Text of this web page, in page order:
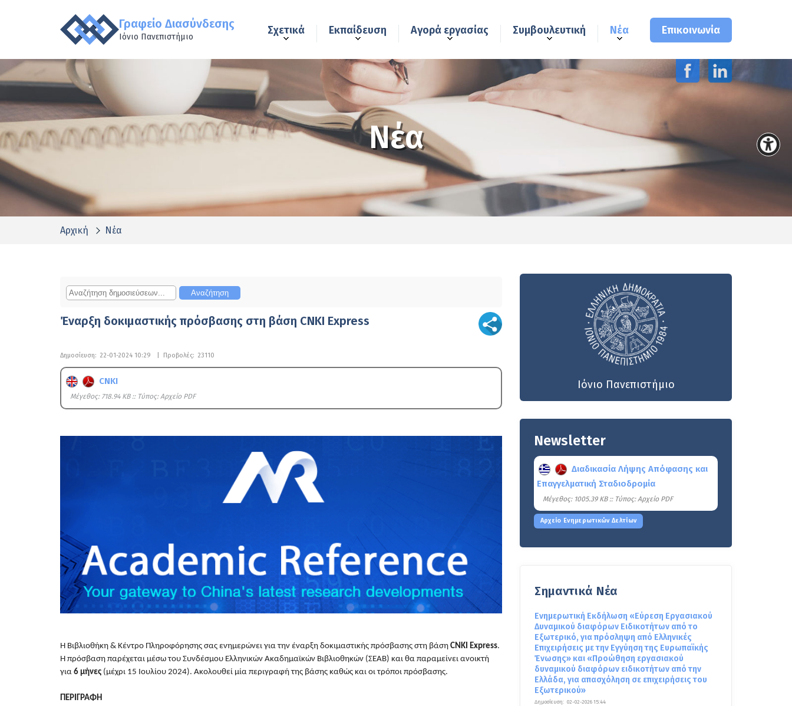
Γραφείο Διασύνδεσης
Ιόνιο Πανεπιστήμιο
Σχετικά Εκπαίδευση Αγορά εργασίας Συμβουλευτική Νέα Επικοινωνία
Νέα
Αρχική Νέα
Έναρξη δοκιμαστικής πρόσβασης στη βάση CNKI Express
Δημοσίευση: 22-01-2024 10:29 Προβολές: 23110
CNKI
Mέγεθος: 718.94 KB :: Τύπος: Αρχείο PDF
Η Βιβλιοθήκη & Κέντρο Πληροφόρησης σας ενημερώνει για την έναρξη δοκιμαστικής πρόσβασης στη βάση CNKI Express.
Η πρόσβαση παρέχεται μέσω του Συνδέσμου Ελληνικών Ακαδημαϊκών Βιβλιοθηκών (ΣΕΑΒ) και θα παραμείνει ανοικτή
για 6 μήνες (μέχρι 15 Ιουλίου 2024). Ακολουθεί μία περιγραφή της βάσης καθώς και οι τρόποι πρόσβασης.
ΠΕΡΙΓΡΑΦΗ
Ιόνιο Πανεπιστήμιο
Newsletter
Διαδικασία Λήψης Απόφασης και
Επαγγελματική Σταδιοδρομία
Mέγεθος: 1005.39 KB :: Τύπος: Αρχείο PDF
Αρχείο Ενημερωτικών Δελτίων
Σημαντικά Νέα
Ενημερωτική Εκδήλωση «Εύρεση Εργασιακού
Δυναμικού διαφόρων Ειδικοτήτων από το
Εξωτερικό, για πρόσληψη από Ελληνικές
Επιχειρήσεις με την Εγγύηση της Ευρωπαϊκής
Ένωσης» και «Προώθηση εργασιακού
δυναμικού διαφόρων ειδικοτήτων από την
Ελλάδα, για απασχόληση σε επιχειρήσεις του
Εξωτερικού»
Δημοσίευση: 02-02-2026 15:44